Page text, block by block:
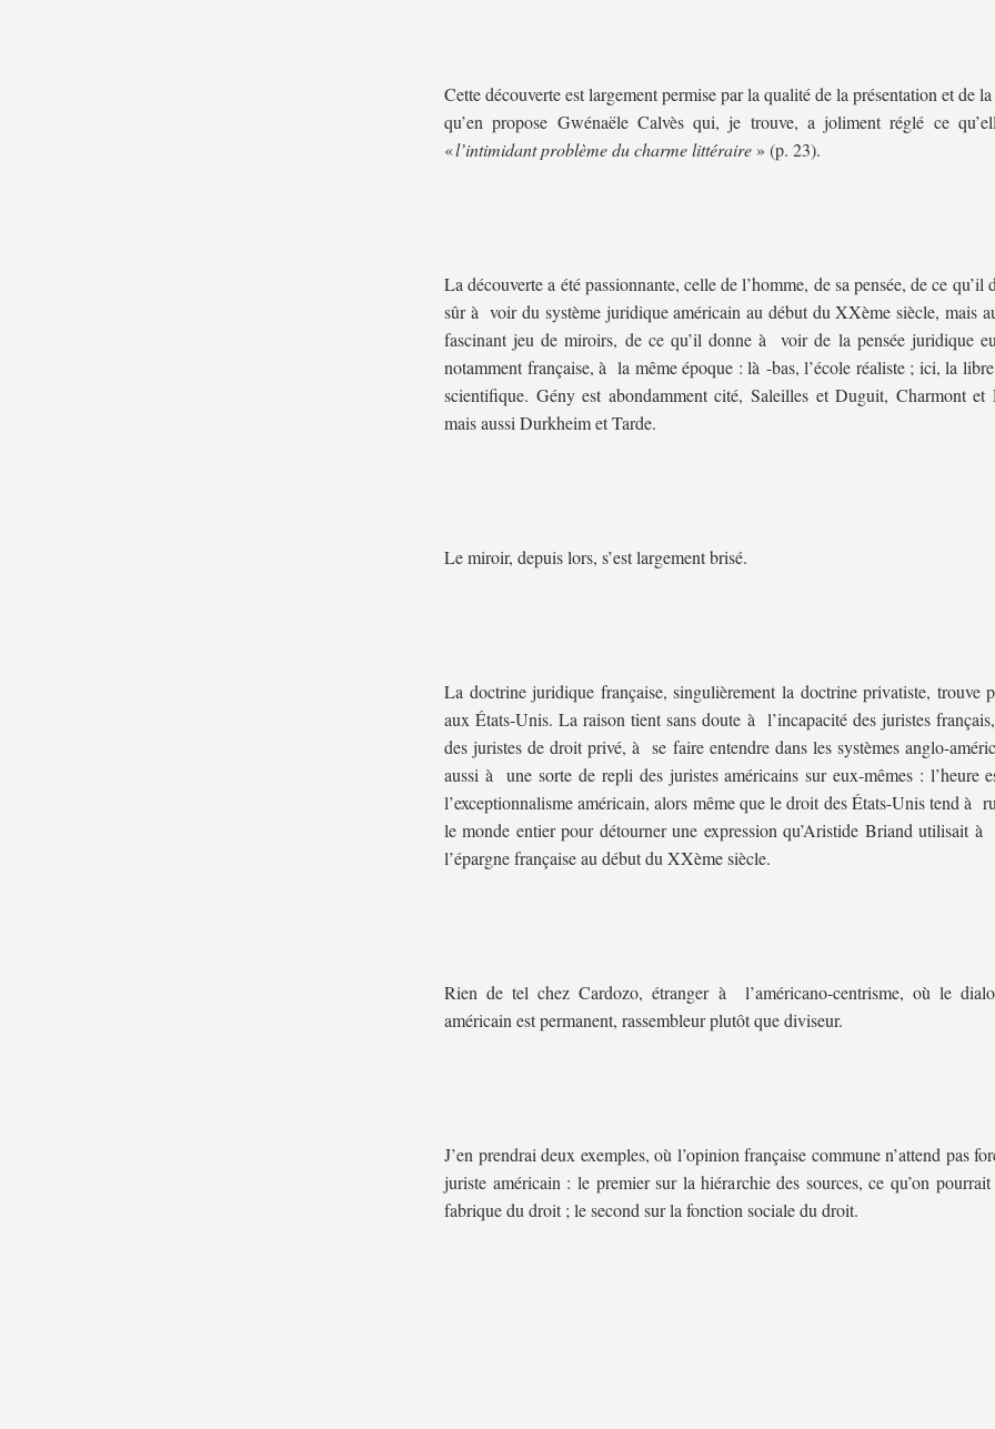
Cette découverte est largement permise par la qualité de la présentation et de
qu’en propose Gwénaële Calvès qui, je trouve, a joliment réglé ce
«l’intimidant problème du charme littéraire » (p. 23).
La découverte a été passionnante, celle de l’homme, de sa pensée, de ce qu’il
sûr à voir du système juridique américain au début du XXème siècle, mais
fascinant jeu de miroirs, de ce qu’il donne à voir de la pensée juridique
notamment française, à la même époque : là -bas, l’école réaliste ; ici, la
scientifique. Gény est abondamment cité, Saleilles et Duguit, Charmont et
mais aussi Durkheim et Tarde.
Le miroir, depuis lors, s’est largement brisé.
La doctrine juridique française, singulièrement la doctrine privatiste, trouve
aux États-Unis. La raison tient sans doute à l’incapacité des juristes
des juristes de droit privé, à se faire entendre dans les systèmes anglo-
aussi à une sorte de repli des juristes américains sur eux-mêmes : l’heure
l’exceptionnalisme américain, alors même que le droit des États-Unis tend à
le monde entier pour détourner une expression qu’Aristide Briand utilisait à
l’épargne française au début du XXème siècle.
Rien de tel chez Cardozo, étranger à l’américano-centrisme, où le
américain est permanent, rassembleur plutôt que diviseur.
J’en prendrai deux exemples, où l’opinion française commune n’attend pas
juriste américain : le premier sur la hiérarchie des sources, ce qu’on
fabrique du droit ; le second sur la fonction sociale du droit.